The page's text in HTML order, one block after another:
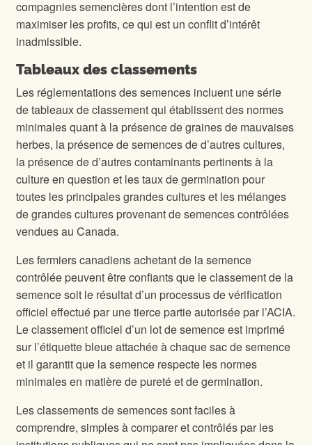
compagnies semencières dont l’intention est de
maximiser les profits, ce qui est un conflit d’intérêt
inadmissible.
Tableaux des classements
Les réglementations des semences incluent une série
de tableaux de classement qui établissent des normes
minimales quant à la présence de graines de mauvaises
herbes, la présence de semences de d’autres cultures,
la présence de d’autres contaminants pertinents à la
culture en question et les taux de germination pour
toutes les principales grandes cultures et les mélanges
de grandes cultures provenant de semences contrôlées
vendues au Canada.
Les fermiers canadiens achetant de la semence
contrôlée peuvent être confiants que le classement de la
semence soit le résultat d’un processus de vérification
officiel effectué par une tierce partie autorisée par l’ACIA.
Le classement officiel d’un lot de semence est imprimé
sur l’étiquette bleue attachée à chaque sac de semence
et il garantit que la semence respecte les normes
minimales en matière de pureté et de germination.
Les classements de semences sont faciles à
comprendre, simples à comparer et contrôlés par les